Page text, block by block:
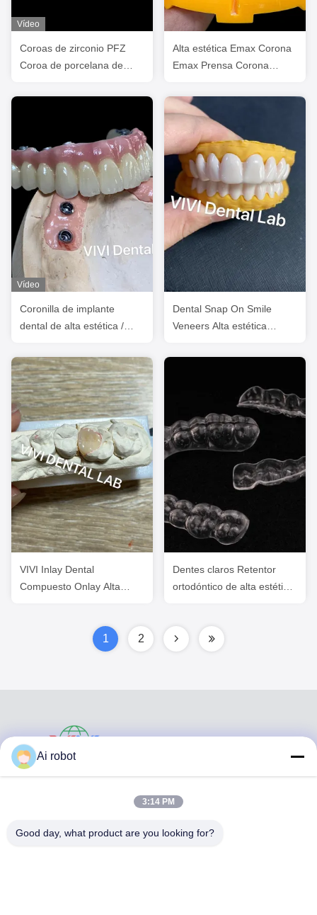
Vídeo
Coroas de zirconio PFZ
Coroa de porcelana de
dientes
Alta estética Emax Corona
Emax Prensa Corona
Vídeo
Coronilla de implante
dental de alta estética /
tornillo ISO aprobada
Dental Snap On Smile
Veneers Alta estética
VIVI Inlay Dental
Compuesto Onlay Alta
Dentes claros Retentor
ortodóntico de alta estética
1 2
VIVI DENTAI
Ai robot
3:14 PM
Good day, what product are you looking for?